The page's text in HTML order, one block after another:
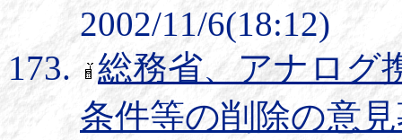
2002/11/6(18:12)
総務省、アナログ
条件等の削除の意